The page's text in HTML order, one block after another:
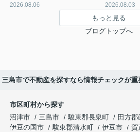
2026.08.06 2026.08.03
もっと見る
ブログトップへ
三島市で不動産を探すなら情報チェックが
市区町村から探す
沼津市
三島市 駿東郡長泉町
田方
伊豆の国市
駿東郡清水町 伊豆市
賀